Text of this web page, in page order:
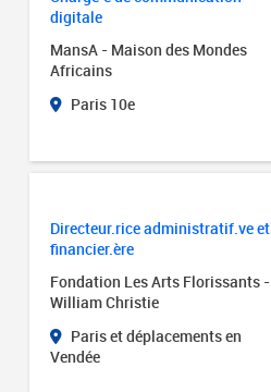
digitale
MansA - Maison des Mondes
Africains
Paris 10e
Directeur.rice administratif.ve et
financier.ère
Fondation Les Arts Florissants -
William Christie
Paris et déplacements en
Vendée